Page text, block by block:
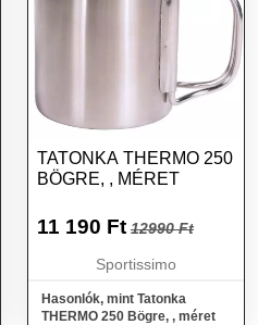
TATONKA THERMO 250
BÖGRE, , MÉRET
11 190 Ft 12990 Ft
Sportissimo
Hasonlók, mint Tatonka
THERMO 250 Bögre, , méret